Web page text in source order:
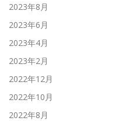
2023年8月
2023年6月
2023年4月
2023年2月
2022年12月
2022年10月
2022年8月